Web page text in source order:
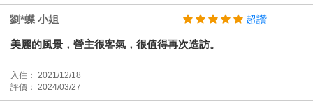
劉*蝶 小姐 超讚
美麗的風景，營主很客氣，很值得再次造訪。
入住： 2021/12/18
評價： 2024/03/27